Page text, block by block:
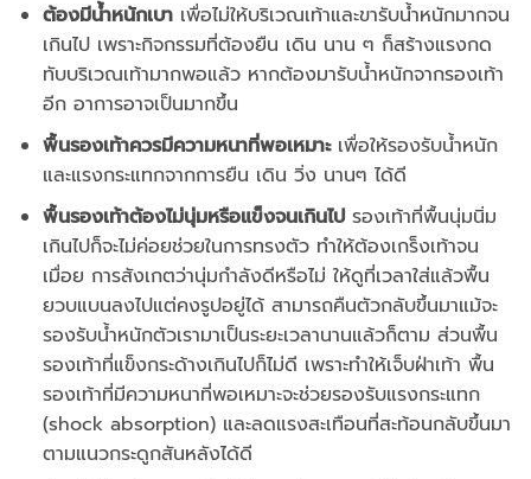
ต้องมีน้ำหนักเบาเพื่อไม่ให้บริเวณเท้าและขารับน้ำหนักมากจน
เกินไป เพราะกิจกรรมที่ต้องยืน เดิน นาน ๆ ก็สร้างแรงกด
ทับบริเวณเท้ามากพอแล้ว หากต้องมารับน้ำหนักจากรองเท้า
อีก อาการอาจเป็นมากขึ้น
พื้นรองเท้าควรมีความหนาที่พอเหมาะเพื่อให้รองรับน้ำหนัก
และแรงกระแทกจากการยืน เดิน วิ่ง นานๆ ได้ดี
พื้นรองเท้าต้องไม่นุ่มหรือแข็งจนเกินไปรองเท้าที่พื้นนุ่มนิ่ม
เกินไปก็จะไม่ค่อยช่วยในการทรงตัว ทำให้ต้องเกร็งเท้าจน
เมื่อย การสังเกตว่านุ่มกำลังดีหรือไม่ ให้ดูที่เวลาใส่แล้วพื้น
ยวบแบนลงไปแต่คงรูปอยู่ได้ สามารถคืนตัวกลับขึ้นมาแม้จะ
รองรับน้ำหนักตัวเรามาเป็นระยะเวลานานแล้วก็ตาม ส่วนพื้น
รองเท้าที่แข็งกระด้างเกินไปก็ไม่ดี เพราะทำให้เจ็บฝ่าเท้า พื้น
รองเท้าที่มีความหนาที่พอเหมาะจะช่วยรองรับแรงกระแทก
(shock absorption) และลดแรงสะเทือนที่สะท้อนกลับขึ้นมา
ตามแนวกระดูกสันหลังได้ดี